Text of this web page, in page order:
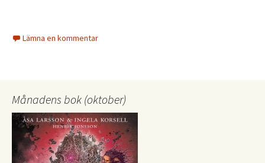
Lämna en kommentar
Månadens bok (oktober)